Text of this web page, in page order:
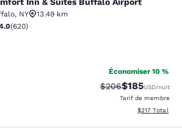
& Suites Buffalo Airport
, NY
13.49 km
étoiles. Bien. 620 commentaires
(620)
Économiser 10 %
Tarif barré :
$206Tarif réduit :
$185USD/nuit
Tarif de membre
Afficher les
$217 Total